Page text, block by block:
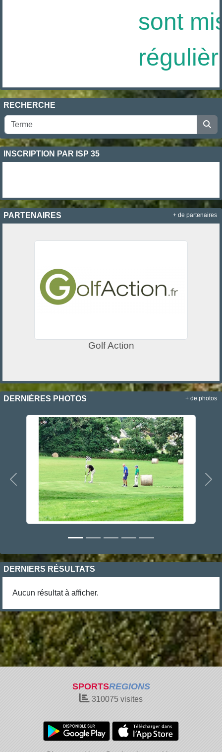
sont
RECHERCHE
INSCRIPTION PAR ISP 35
PARTENAIRES
Golf Action
+ de partenaires
DERNIÈRES PHOTOS
Précedent
+ de photos
DERNIERS RÉSULTATS
Aucun résultat à afficher.
SPORTSREGIONS
310075 visites